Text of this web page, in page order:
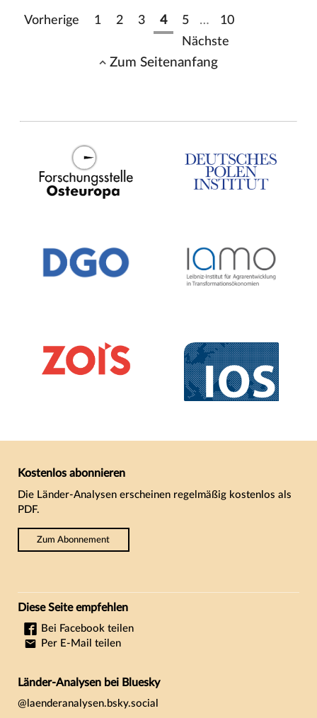
Vorherige 1 2 3 4 5 …
10
Nächste
Zum Seitenanfang
Kostenlos abonnieren
Die Länder-Analysen erscheinen regelmäßig kostenlos als
PDF.
Zum Abonnement
Diese Seite empfehlen
Bei Facebook teilen
Per E-Mail teilen
Länder-Analysen bei Bluesky
@laenderanalysen.bsky.social